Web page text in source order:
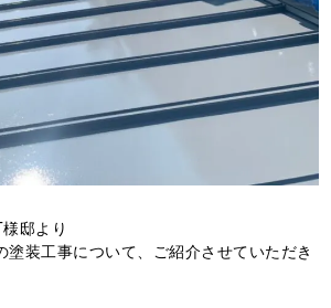
邸より
塗装工事について、ご紹介させていただき